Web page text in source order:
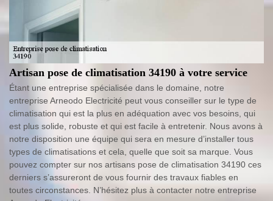
Artisan pose de climatisation 34190 à votre service
Étant une entreprise spécialisée dans le domaine, notre
entreprise Arneodo Electricité peut vous conseiller sur le type de
climatisation qui est la plus en adéquation avec vos besoins, qui
est plus solide, robuste et qui est facile à entretenir. Nous avons à
notre disposition une équipe qui sera en mesure d’installer tous
types de climatisations et cela, quelle que soit sa marque. Vous
pouvez compter sur nos artisans pose de climatisation 34190 ces
derniers s’assureront de vous fournir des travaux fiables en
toutes circonstances. N’hésitez plus à contacter notre entreprise